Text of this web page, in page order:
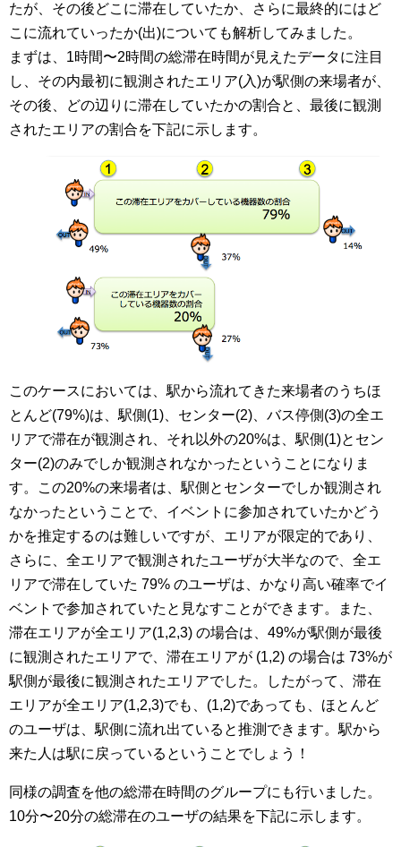
たが、その後どこに滞在していたか、さらに最終的にはど
こに流れていったか(出)についても解析してみました。
まずは、1時間〜2時間の総滞在時間が見えたデータに注目
し、その内最初に観測されたエリア(入)が駅側の来場者が、
その後、どの辺りに滞在していたかの割合と、最後に観測
されたエリアの割合を下記に示します。
このケースにおいては、駅から流れてきた来場者のうちほ
とんど(79%)は、駅側(1)、センター(2)、バス停側(3)の全エ
リアで滞在が観測され、それ以外の20%は、駅側(1)とセン
ター(2)のみでしか観測されなかったということになりま
す。この20%の来場者は、駅側とセンターでしか観測され
なかったということで、イベントに参加されていたかどう
かを推定するのは難しいですが、エリアが限定的であり、
さらに、全エリアで観測されたユーザが大半なので、全エ
リアで滞在していた 79% のユーザは、かなり高い確率でイ
ベントで参加されていたと見なすことができます。また、
滞在エリアが全エリア(1,2,3) の場合は、49%が駅側が最後
に観測されたエリアで、滞在エリアが (1,2) の場合は 73%が
駅側が最後に観測されたエリアでした。したがって、滞在
エリアが全エリア(1,2,3)でも、(1,2)であっても、ほとんど
のユーザは、駅側に流れ出ていると推測できます。駅から
来た人は駅に戻っているということでしょう！
同様の調査を他の総滞在時間のグループにも行いました。
10分〜20分の総滞在のユーザの結果を下記に示します。